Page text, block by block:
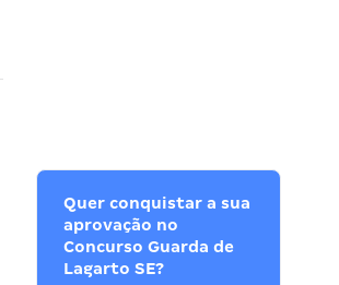
Quer conquistar a sua
aprovação no
Concurso Guarda de
Lagarto SE?